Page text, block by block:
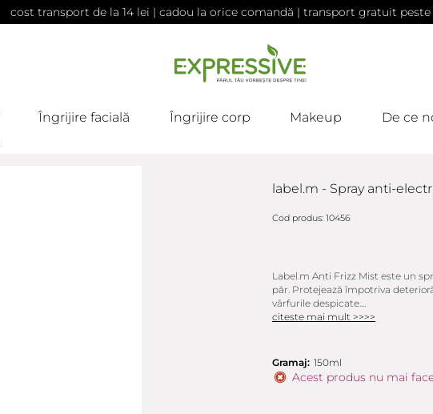
cost transport de la 14 lei | cadou la orice comandă | transport gratuit peste
Îngrijire facială Îngrijire corp Makeup De ce
label.m - Spray anti-
Cod produs: 10456
Label.m Anti Frizz Mist este un
păr. Protejează împotriva
vârfurile despicate....
citeste mai mult >>>>
Gramaj: 150ml
Acest produs nu mai